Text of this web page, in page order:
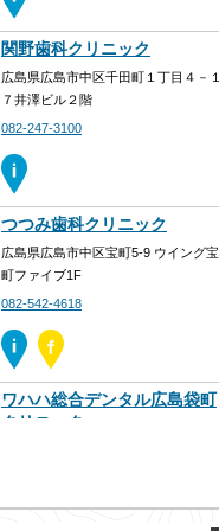
関野歯科クリニック
広島県広島市中区千田町１丁目４－１
７井澤ビル２階
082-247-3100
つつみ歯科クリニック
広島県広島市中区宝町5-9 ウイング宝
町ファイブ1F
082-542-4618
ワハハ総合デンタル広島袋町
クリニック